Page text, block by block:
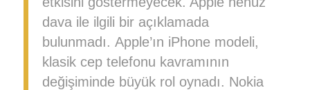
dava ile ilgili bir açıklamada
bulunmadı. Apple’ın iPhone modeli,
klasik cep telefonu kavramının
değişiminde büyük rol oynadı. Nokia